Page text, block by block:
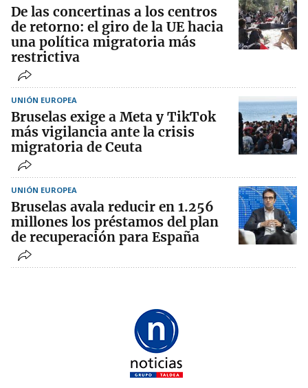
De las concertinas a los centros
de retorno: el giro de la UE hacia
una política migratoria más
restrictiva
UNIÓN EUROPEA
Bruselas exige a Meta y TikTok
más vigilancia ante la crisis
migratoria de Ceuta
UNIÓN EUROPEA
Bruselas avala reducir en 1.256
millones los préstamos del plan
de recuperación para España